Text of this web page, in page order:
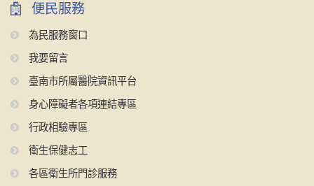
便民服務
為民服務窗口
我要留言
臺南市所屬醫院資訊平台
身心障礙者各項連結專區
行政相驗專區
衛生保健志工
各區衛生所門診服務